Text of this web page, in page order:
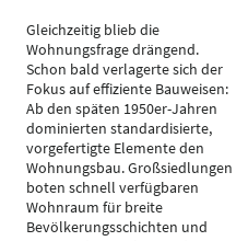
Gleichzeitig blieb die
Wohnungsfrage drängend.
Schon bald verlagerte sich der
Fokus auf effiziente Bauweisen:
Ab den späten 1950er-Jahren
dominierten standardisierte,
vorgefertigte Elemente den
Wohnungsbau. Großsiedlungen
boten schnell verfügbaren
Wohnraum für breite
Bevölkerungsschichten und